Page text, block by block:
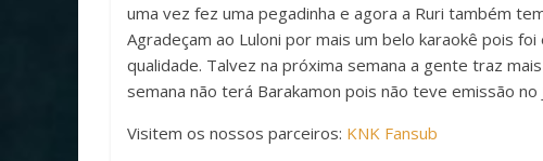
uma vez fez uma pegadinha e agora a Ruri também
Agradeçam ao Luloni por mais um belo karaokê pois
qualidade. Talvez na próxima semana a gente traz
semana não terá Barakamon pois não teve emissão no
Visitem os nossos parceiros: KNK Fansub